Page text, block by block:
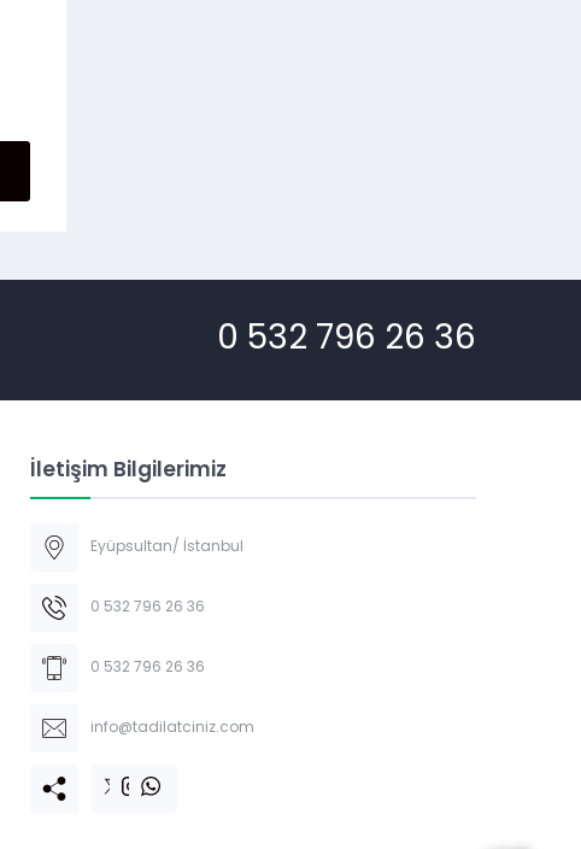
0 532 796 26 36
İletişim Bilgilerimiz
Eyüpsultan/ İstanbul
0 532 796 26 36
0 532 796 26 36
info@tadilatciniz.com